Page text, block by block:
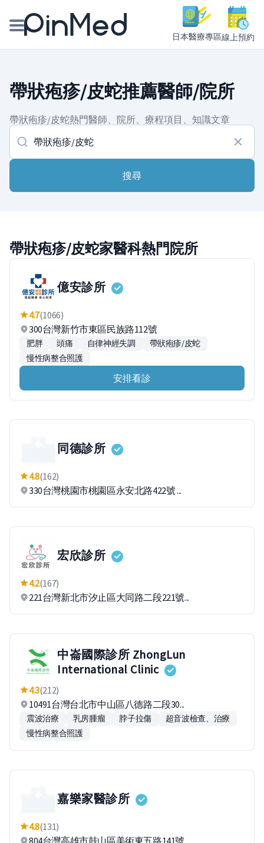
日本醫療專區線上預約
醫師專欄專訪
健康主題館
我是醫療人員
帶狀疱疹/皮蛇推薦醫師/院所
帶狀疱疹/皮蛇熱門醫師、院所、療程項目、知識文章
搜尋
帶狀疱疹/皮蛇家醫科熱門院所
億安診所
4.7(1066)
300台灣新竹市東區民族路112號
肥胖 頭痛 自律神經失調
帶狀疱疹/皮蛇
慢性病整合照護
安排看診
同德診所
4.8(162)
330台灣桃園市桃園區永安北路422號 ...
宏欣診所
4.2(167)
221台灣新北市汐止區大同路二段221號...
中崙國際診所 ZhongLun
International Clinic
4.3(212)
10491台灣台北市中山區八德路二段30...
震波治療 乳房腫瘤 脖子拉傷
超音波檢查、治療
慢性病整合照護
嘉樂家醫診所
4.8(131)